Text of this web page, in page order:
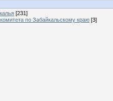
[231]
по Забайкальскому краю [3]